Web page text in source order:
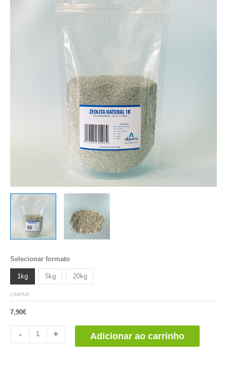
Selecionar formato
1kg 5kg 20kg
LIMPAR
7,90€
- + Adicionar ao carrinho